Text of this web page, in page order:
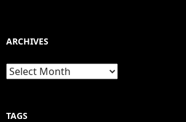
ARCHIVES
Archives
TAGS